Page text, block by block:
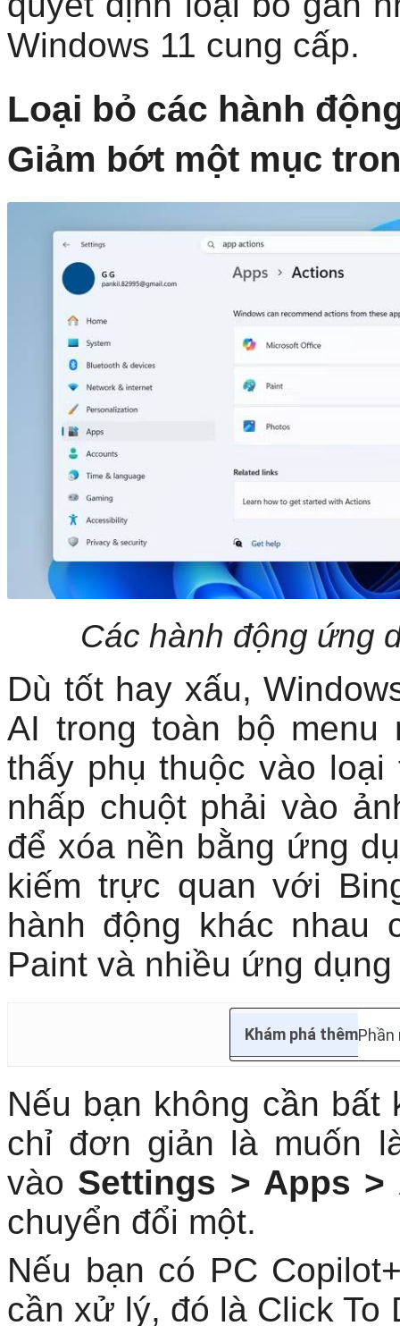
Loại bỏ các hành
Giảm bớt một mục
Các hành động ứng
Dù tốt hay xấu,
AI trong toàn bộ
thấy phụ thuộc vào
nhấp chuột phải vào
để xóa nền bằng ứng
kiếm trực quan với
hành động khác nhau
Paint và nhiều ứng
Khám phá thêm Phần
Nếu bạn không cần
vào Settings > Apps >
chuyển đổi một.
Nếu bạn có PC
cần xử lý, đó là Click To
hành động được hỗ trợ